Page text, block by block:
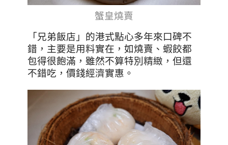
蟹皇燒賣
「兄弟飯店」的港式點心多年來口碑不
錯，主要是用料實在，如燒賣、蝦餃都
包得很飽滿，雖然不算特別精緻，但還
不錯吃，價錢經濟實惠。